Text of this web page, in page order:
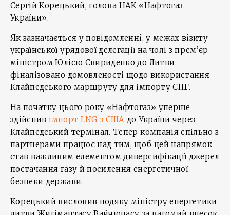
Сергій Корецький, голова НАК «Нафтогаз
України».
Як зазначається у повідомленні, у межах візиту
української урядової делегації на чолі з прем’єр-
міністром Юлією Свириденко до Литви
фіналізовано домовленості щодо використання
Клайпедського маршруту для імпорту СПГ.
На початку цього року «Нафтогаз» уперше
здійснивімпорт LNG з США до України через
Клайпедський термінал. Тепер компанія спільно з
партнерами працює над тим, щоб цей напрямок
став важливим елементом диверсифікації джерел
постачання газу й посилення енергетичної
безпеки держави.
Корецький висловив подяку міністру енергетики